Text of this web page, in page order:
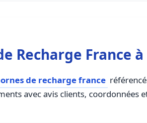
Recharge France
de recharge france
avec avis clients, coordonnées